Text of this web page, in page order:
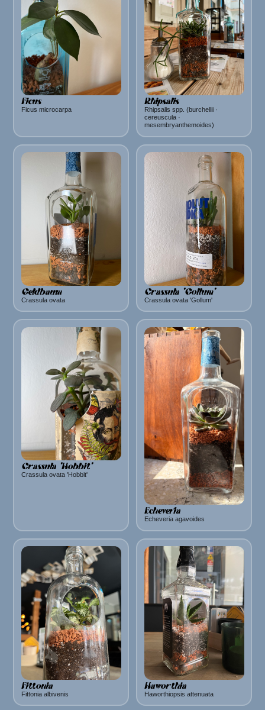
Ficus
Ficus microcarpa
Rhipsalis
Rhipsalis spp. (burchellii ·
cereuscula ·
mesembryanthemoides)
Geldbaum
Crassula ovata
Crassula 'Gollum'
Crassula ovata 'Gollum'
Crassula 'Hobbit'
Crassula ovata 'Hobbit'
Echeveria
Echeveria agavoides
Fittonia
Fittonia albivenis
Haworthia
Haworthiopsis attenuata